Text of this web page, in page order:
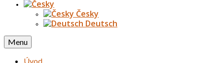
Česky
Deutsch
Menu
Úvod